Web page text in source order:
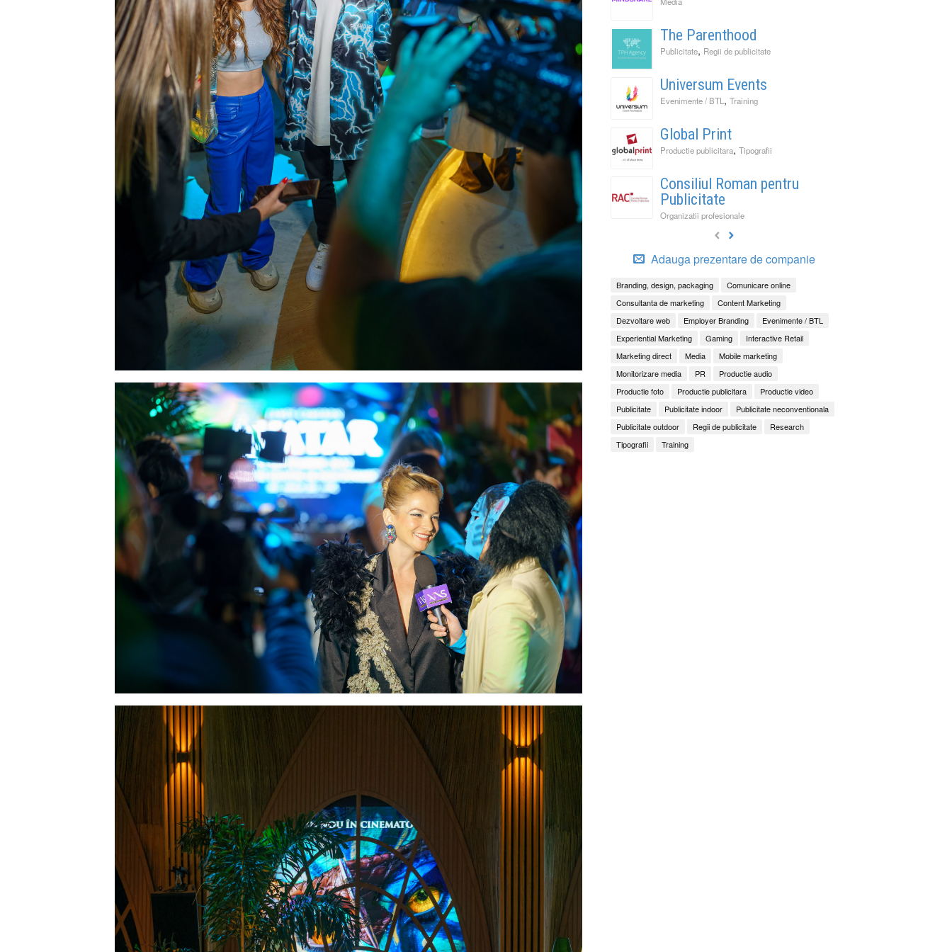
The Parenthood
Publicitate, Regii de publicitate
Universum Events
Evenimente / BTL , Training
Global Print
Productie publicitara, Tipografii
Consiliul Roman pentru
Publicitate
Organizatii profesionale
Adauga prezentare de companie
Branding, design, packaging
Comunicare online
Consultanta de marketing
Content Marketing
Dezvoltare web
Employer Branding
Evenimente / BTL
Experiential Marketing
Gaming
Interactive Retail
Marketing direct
Media
Mobile marketing
Monitorizare media
PR
Productie audio
Productie foto
Productie publicitara
Productie video
Publicitate
Publicitate indoor
Publicitate neconventionala
Publicitate outdoor
Regii de publicitate
Research
Tipografii
Training